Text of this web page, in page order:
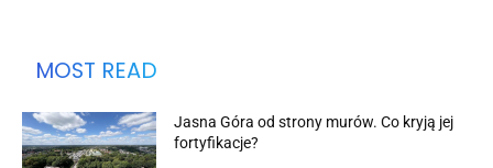
MOST READ
Jasna Góra od strony murów. Co kryją jej
fortyfikacje?